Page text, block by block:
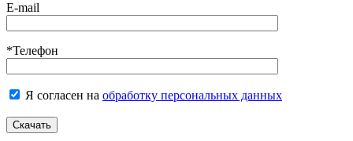
E-mail
*Телефон
Я согласен на обработку персональных данных